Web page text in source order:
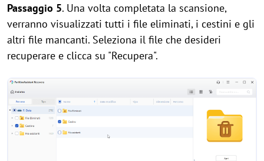
Passaggio 5. Una volta completata la scansione,
verranno visualizzati tutti i file eliminati, i cestini e gli
altri file mancanti. Seleziona il file che desideri
recuperare e clicca su "Recupera".